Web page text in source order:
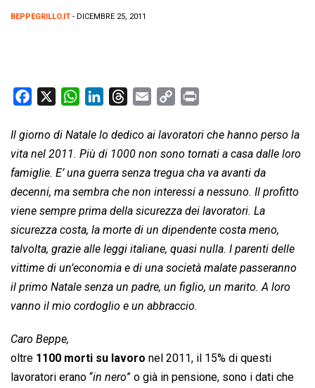
BEPPEGRILLO.IT - DICEMBRE 25, 2011
c
e
b
o
o
k
W
a
t
s
A
p
p
n
k
e
d
I
n
r
e
a
d
s
a
i
l
p
y
L
i
n
k
i
n
t
Il giorno di Natale lo dedico ai lavoratori che hanno perso la
vita nel 2011. Più di 1000 non sono tornati a casa dalle loro
famiglie. E’ una guerra senza tregua cha va avanti da
decenni, ma sembra che non interessi a nessuno. Il profitto
viene sempre prima della sicurezza dei lavoratori. La
sicurezza costa, la morte di un dipendente costa meno,
talvolta, grazie alle leggi italiane, quasi nulla. I parenti delle
vittime di un’economia e di una società malate passeranno
il primo Natale senza un padre, un figlio, un marito. A loro
vanno il mio cordoglio e un abbraccio.
Caro Beppe,
oltre 1100 morti su lavoro nel 2011, il 15% di questi
lavoratori erano “in nero” o già in pensione, sono i dati che